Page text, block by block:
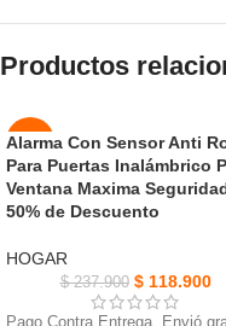
Productos
-50%
NUEVO
Alarma Con Sensor Anti
Para Puertas Inalámbrico
Ventana Maxima
50% de Descuento
HOGAR
$237.900 $118.900